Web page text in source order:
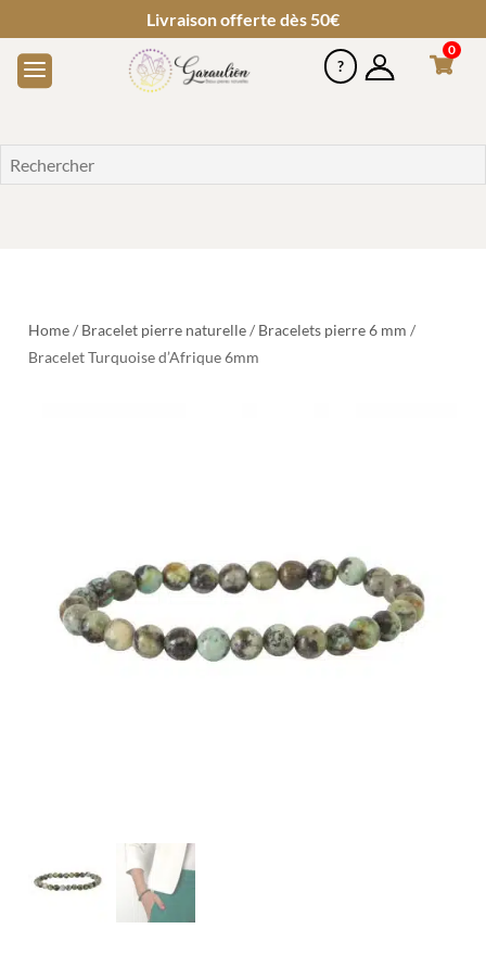
Livraison offerte dès 50€
0
Home/ Bracelet pierre naturelle/ Bracelets pierre 6 mm /
Bracelet Turquoise d’Afrique 6mm